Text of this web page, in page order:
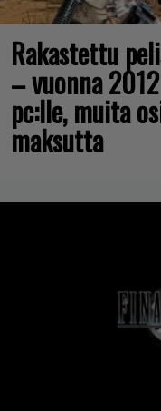
Rakastettu
– vuonna
pc:lle, muita
maksutta